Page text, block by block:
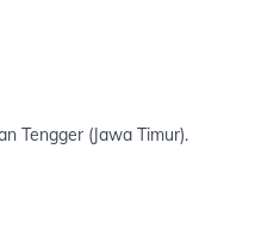
Tengger (Jawa Timur).